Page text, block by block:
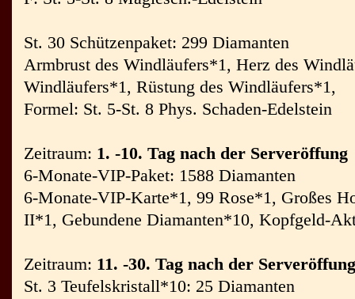
St. 30 Schützenpaket: 299 Diamanten
Armbrust des Windläufers*1, Herz des
Windläufers*1, Rüstung des Windläufers*1,
Formel: St. 5-St. 8 Phys. Schaden-Edelstein
Zeitraum: 1. -10. Tag nach der Serveröffung
6-Monate-VIP-Paket: 1588 Diamanten
6-Monate-VIP-Karte*1, 99 Rose*1, Großes
II*1, Gebundene Diamanten*10, Kopfgeld-
Zeitraum: 11. -30. Tag nach der Serveröffung
St. 3 Teufelskristall*10: 25 Diamanten